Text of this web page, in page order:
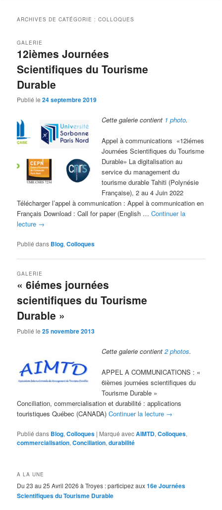
ARCHIVES DE CATÉGORIE :COLLOQUES
12ièmes Journées
Scientifiques du Tourisme
Durable
GALERIE
Publié le24 septembre 2019
Cette galerie contient 1 photo.
Appel à communications «12iémes
Journées Scientifiques du Tourisme
Durable» La digitalisation au
service du management du
tourisme durable Tahiti (Polynésie
Française), 2 au 4 Juin 2022
Télécharger l’appel à communication : Appel à communication en
Français Download : Call for paper (English …Continuer la
lecture →
Publié dans Blog,Colloques
« 6iémes journées
scientifiques du Tourisme
Durable »
GALERIE
Publié le25 novembre 2013
Cette galerie contient2 photos.
APPEL A COMMUNICATIONS : «
6ièmes journées scientifiques du
Tourisme Durable »
Conciliation, commercialisation et durabilité : applications
touristiques Québec (CANADA)Continuer la lecture →
Publié dans Blog,Colloques | Marqué avecAIMTD,Colloques,
commercialisation,Conciliation,durabilité
A LA UNE
Du 23 au 25 Avril 2026 à Troyes : participez aux16e Journées
Scientifiques du Tourisme Durable